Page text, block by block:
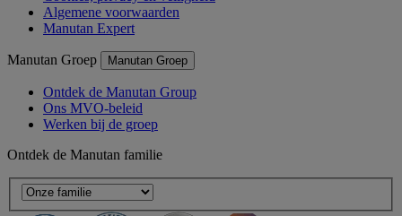
Algemene voorwaarden
Manutan Expert
Manutan Groep Manutan Groep
Ontdek de Manutan Group
Ons MVO-beleid
Werken bij de groep
Ontdek de Manutan familie